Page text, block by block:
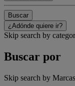
Buscar
¿Adónde quiere ir?
Skip search by
Buscar por
Skip search by Marcas